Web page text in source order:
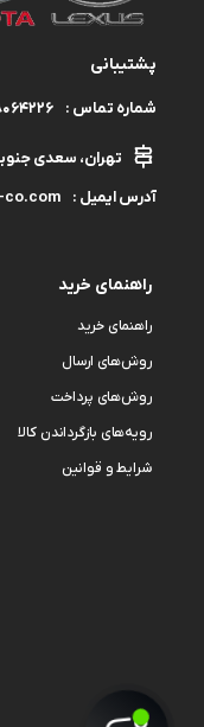
پشتیبانی
شماره تماس :
تهران، سعدی
آدرس ایمیل :
راهنمای خرید
راهنمای خرید
روش‌های ارسال
روش‌های پرداخت
رویه‌های بازگرداندن کالا
شرایط و قوانین